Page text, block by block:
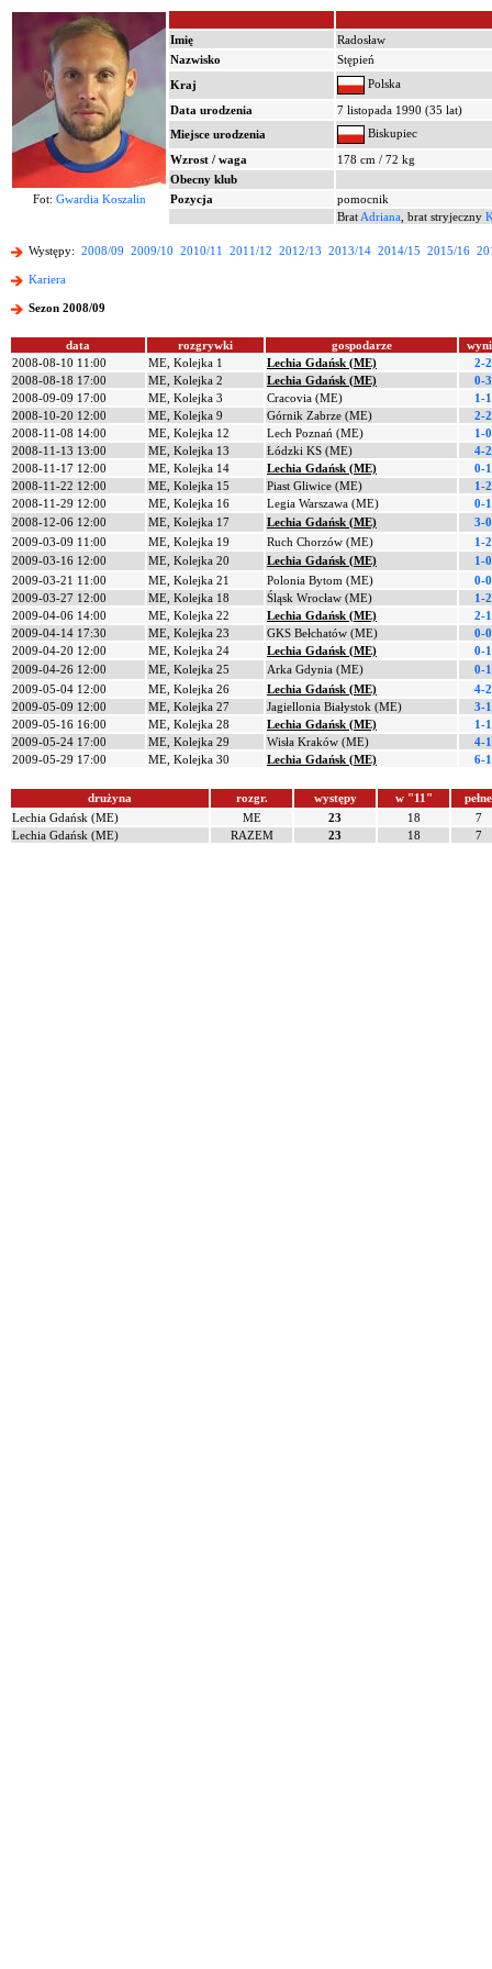
Imię
Radosław
Nazwisko
Stępień
Kraj
Polska
Data urodzenia
7 listopada 1990 (35 lat)
Miejsce urodzenia
Biskupiec
Wzrost / waga
178 cm / 72 kg
Obecny klub
Fot: Gwardia Koszalin Pozycja
pomocnik
Brat Adriana , brat stryjeczny
Występy: 2008/09 2009/10 2010/11 2011/12 2012/13 2013/14 2014/15 2015/16
Kariera
Sezon 2008/09
data rozgrywki gospodarze
2008-08-10 11:00
ME, Kolejka 1 Lechia Gdańsk (ME)
2-2
2008-08-18 17:00
ME, Kolejka 2 Lechia Gdańsk (ME)
0-3
2008-09-09 17:00
ME, Kolejka 3 Cracovia (ME)
1-1
2008-10-20 12:00
ME, Kolejka 9 Górnik Zabrze (ME)
2-2
2008-11-08 14:00
ME, Kolejka 12 Lech Poznań (ME)
1-0
2008-11-13 13:00
ME, Kolejka 13 Łódzki KS (ME)
4-2
2008-11-17 12:00
ME, Kolejka 14 Lechia Gdańsk (ME)
0-1
2008-11-22 12:00
ME, Kolejka 15 Piast Gliwice (ME)
1-2
2008-11-29 12:00
ME, Kolejka 16 Legia Warszawa (ME)
0-1
2008-12-06 12:00
ME, Kolejka 17 Lechia Gdańsk (ME)
3-0
2009-03-09 11:00
ME, Kolejka 19 Ruch Chorzów (ME)
1-2
2009-03-16 12:00
ME, Kolejka 20 Lechia Gdańsk (ME)
1-0
2009-03-21 11:00
ME, Kolejka 21 Polonia Bytom (ME)
0-0
2009-03-27 12:00
ME, Kolejka 18 Śląsk Wrocław (ME)
1-2
2009-04-06 14:00
ME, Kolejka 22 Lechia Gdańsk (ME)
2-1
2009-04-14 17:30
ME, Kolejka 23 GKS Bełchatów (ME)
0-0
2009-04-20 12:00
ME, Kolejka 24 Lechia Gdańsk (ME)
0-1
2009-04-26 12:00
ME, Kolejka 25 Arka Gdynia (ME)
0-1
2009-05-04 12:00
ME, Kolejka 26 Lechia Gdańsk (ME)
4-2
2009-05-09 12:00
ME, Kolejka 27 Jagiellonia Białystok (ME)
3-1
2009-05-16 16:00
ME, Kolejka 28 Lechia Gdańsk (ME)
1-1
2009-05-24 17:00
ME, Kolejka 29 Wisła Kraków (ME)
4-1
2009-05-29 17:00
ME, Kolejka 30 Lechia Gdańsk (ME) 6-1
drużyna rozgr. występy w "11"
pełne
Lechia Gdańsk (ME)
ME 23 18
7
Lechia Gdańsk (ME)
RAZEM 23 18 7